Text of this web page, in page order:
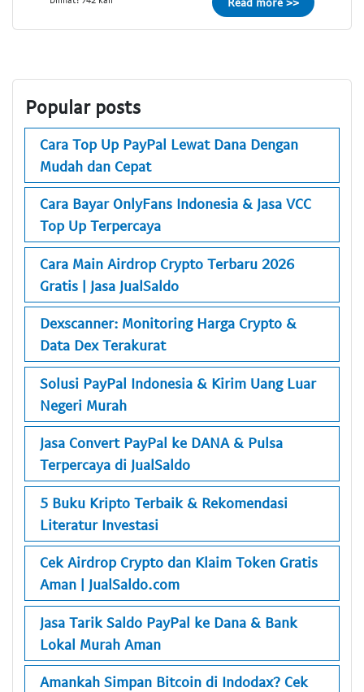
Popular posts
Cara Top Up PayPal Lewat Dana Dengan
Mudah dan Cepat
Cara Bayar OnlyFans Indonesia & Jasa VCC
Top Up Terpercaya
Cara Main Airdrop Crypto Terbaru 2026
Gratis | Jasa JualSaldo
Dexscanner: Monitoring Harga Crypto &
Data Dex Terakurat
Solusi PayPal Indonesia & Kirim Uang Luar
Negeri Murah
Jasa Convert PayPal ke DANA & Pulsa
Terpercaya di JualSaldo
5 Buku Kripto Terbaik & Rekomendasi
Literatur Investasi
Cek Airdrop Crypto dan Klaim Token Gratis
Aman | JualSaldo.com
Jasa Tarik Saldo PayPal ke Dana & Bank
Lokal Murah Aman
Amankah Simpan Bitcoin di Indodax? Cek